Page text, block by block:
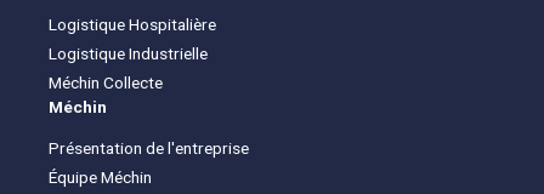
Logistique Hospitalière
Logistique Industrielle
Méchin Collecte
Méchin
Présentation de l'entreprise
Équipe Méchin